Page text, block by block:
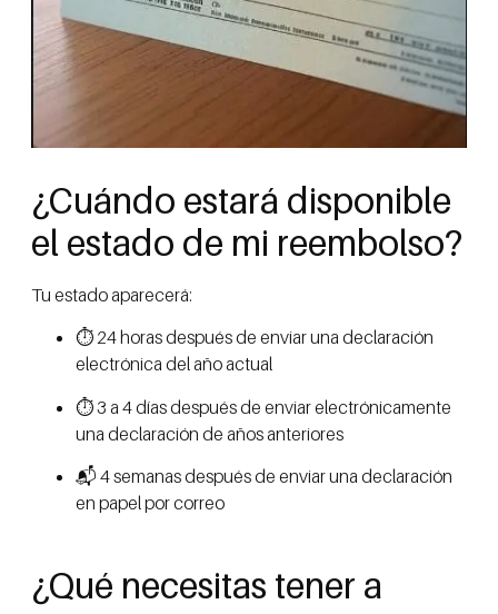
¿Cuándo estará disponible
el estado de mi reembolso?
Tu estado aparecerá:
⏱️ 24 horas después de enviar una declaración
electrónica del año actual
⏱️ 3 a 4 días después de enviar electrónicamente
una declaración de años anteriores
📬 4 semanas después de enviar una declaración
en papel por correo
¿Qué necesitas tener a